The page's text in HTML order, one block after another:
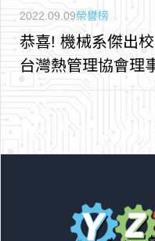
2022.09.09榮譽榜
恭喜! 機械系傑出
台灣熱管理協會理